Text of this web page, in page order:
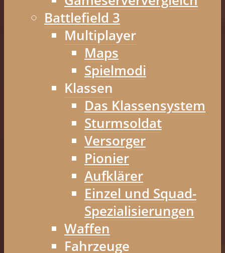
Battlefield 3
Multiplayer
Maps
Spielmodi
Klassen
Das Klassensystem
Sturmsoldat
Versorger
Pionier
Aufklärer
Einzel und Squad-
Spezialisierungen
Waffen
Fahrzeuge